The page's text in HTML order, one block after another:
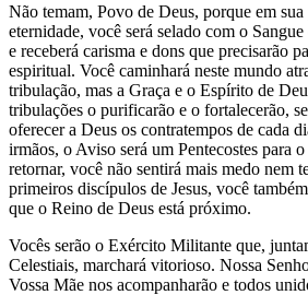
Não temam, Povo de Deus, porque em sua
eternidade, você será selado com o
e receberá carisma e dons que precisarão
espiritual. Você caminhará neste mundo
tribulação, mas a Graça e o Espírito de
tribulações o purificarão e o fortalecerão,
oferecer a Deus os contratempos de cada
irmãos, o Aviso será um Pentecostes para
retornar, você não sentirá mais medo nem
primeiros discípulos de Jesus, você
que o Reino de Deus está próximo.
Vocês serão o Exército Militante que,
Celestiais, marchará vitorioso. Nossa
Vossa Mãe nos acompanharão e todos